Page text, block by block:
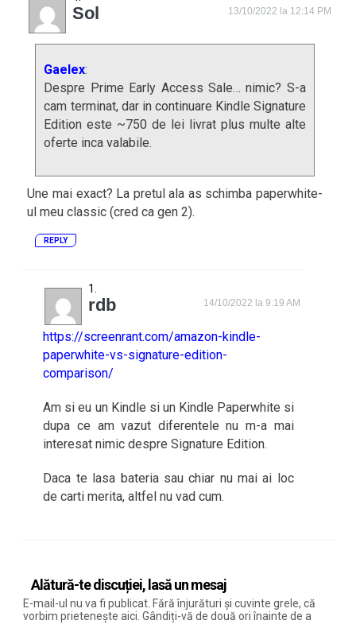
Sol 13/10/2022 la 12:14 PM
Gaelex:
Despre Prime Early Access Sale… nimic? S-a
cam terminat, dar in continuare Kindle Signature
Edition este ~750 de lei livrat plus multe alte
oferte inca valabile.
Une mai exact? La pretul ala as schimba paperwhite-
ul meu classic (cred ca gen 2).
REPLY
rdb 14/10/2022 la 9:19 AM
https://screenrant.com/amazon-kindle-
paperwhite-vs-signature-edition-
comparison/
Am si eu un Kindle si un Kindle Paperwhite si
dupa ce am vazut diferentele nu m-a mai
interesat nimic despre Signature Edition.
Daca te lasa bateria sau chiar nu mai ai loc
de carti merita, altfel nu vad cum.
Alătură-te discuției, lasă un mesaj
E-mail-ul nu va fi publicat. Fără înjurături și cuvinte grele, că
vorbim prietenește aici. Gândiți-vă de două ori înainte de a